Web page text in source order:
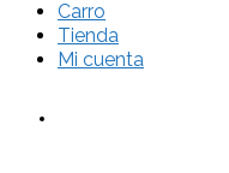
Carro
Tienda
Mi cuenta